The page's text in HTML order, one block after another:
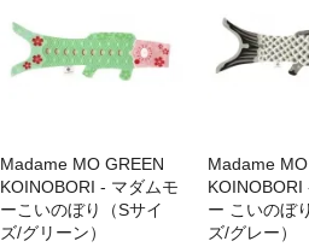
Madame MO GREEN
KOINOBORI - マダムモ
ーこいのぼり（Sサイ
ズ/グリーン）
Madame
KOINOBORI
ー こいのぼ
ズ/グレー）